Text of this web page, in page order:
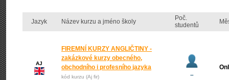
Jazyk Název kurzu a jméno školy
Poč.
studentů
AJ
FIREMNÍ KURZY ANGLIČTINY -
zakázkové kurzy obecného,
obchodního i profesního jazyka
kód kurzu (Aj fir) –